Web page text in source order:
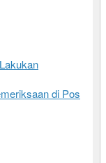
di Pos